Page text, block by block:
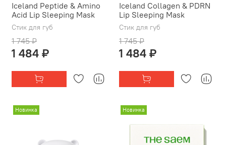
Iceland Peptide & Amino
Acid Lip Sleeping Mask
Стик для губ
1 745 ₽
1 484 ₽
Iceland Collagen & PDRN
Lip Sleeping Mask
Стик для губ
1 745 ₽
1 484 ₽
Новинка Новинка